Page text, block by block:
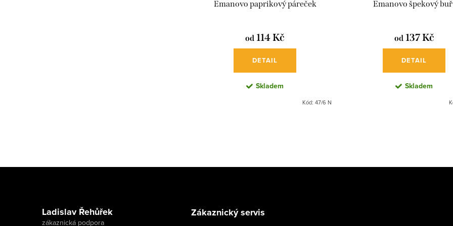
Emanovo paprikový páreček
od 114 Kč
DETAIL
Skladem
Kód: 47/6 N
Emanovo špekový
od137 Kč
DETAIL
Skladem
Ladislav Řehůřek Zákaznický servis